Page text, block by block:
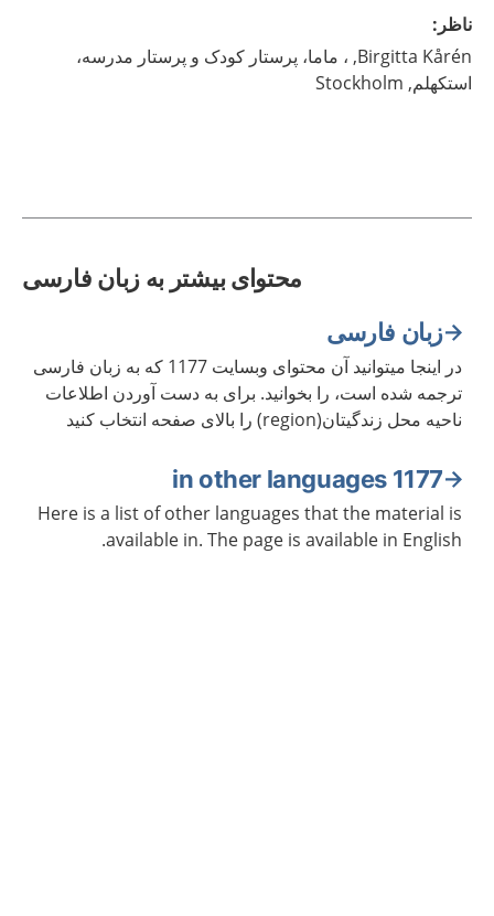
ناظر :
Birgitta Kårén,
، ماما، پرستار کودک و پرستار مدرسه،
استکهلم, Stockholm
محتوای بیشتر به زبان فارسی
زبان فارسی
در اینجا میتوانید آن محتوای وبسایت 1177 که به زبان فارسی
ترجمه شده است، را بخوانید. برای به دست آوردن اطلاعات
ناحیه محل زندگیتان(region) را بالای صفحه انتخاب کنید
1177 in other languages
Here is a list of other languages that the material is
available in. The page is available in English.